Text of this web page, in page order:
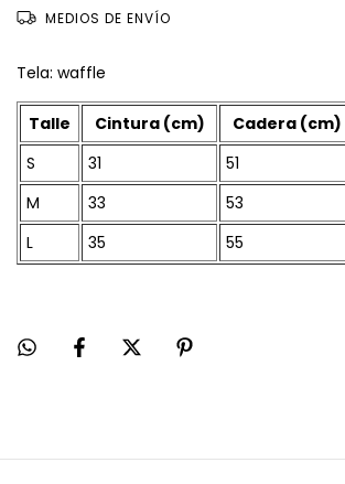
MEDIOS DE ENVÍO
Tela: waffle
Talle Cintura (cm) Cadera (cm)
S
31 51
M
33 53
L
35 55